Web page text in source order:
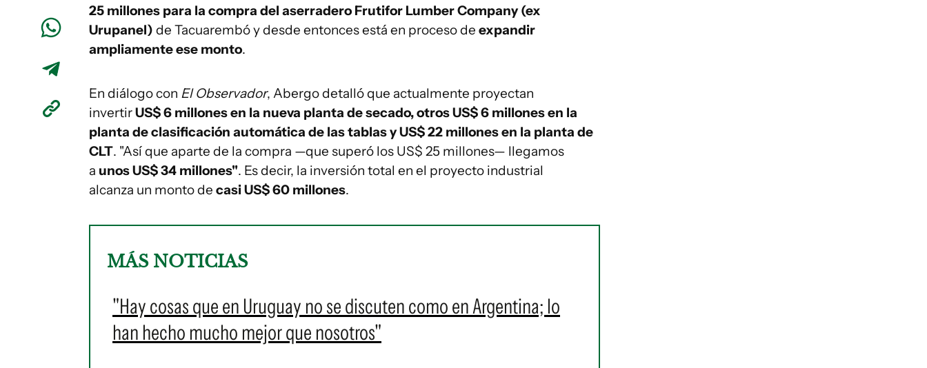
25 millones para la compra del aserradero Frutifor Lumber Company (ex
Urupanel) de Tacuarembó y desde entonces está en proceso de expandir
ampliamente ese monto.
En diálogo con El Observador, Abergo detalló que actualmente proyectan
invertirUS$ 6 millones en la nueva planta de secado, otros US$ 6 millones en la
planta de clasificación automática de las tablas y US$ 22 millones en la planta de
CLT. "Así que aparte de la compra —que superó los US$ 25 millones— llegamos
a unos US$ 34 millones". Es decir, la inversión total en el proyecto industrial
alcanza un monto de casi US$ 60 millones.
MÁS NOTICIAS
"Hay cosas que en Uruguay no se discuten como en Argentina; lo
han hecho mucho mejor que nosotros"